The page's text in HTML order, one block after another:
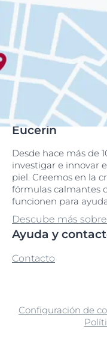
Eucerin
Desde hace más de
investigar e innovar
piel. Creemos en la
fórmulas calmantes
funcionen para
Descube más
Ayuda y
Contacto
Configuración de